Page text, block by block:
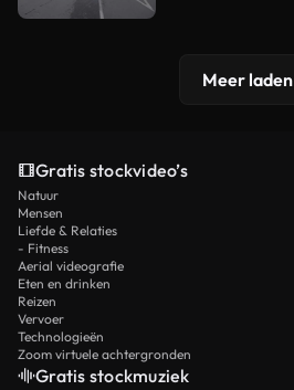
Meer laden
Gratis stockvideo’s
Natuur
Mensen
Liefde & Relaties
- Fitness
Aerial videografie
Eten en drinken
Reizen
Vervoer
Technologieën
Zoom virtuele achtergronden
Gratis stockmuziek